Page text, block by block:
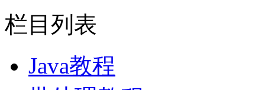
栏目列表
Java教程